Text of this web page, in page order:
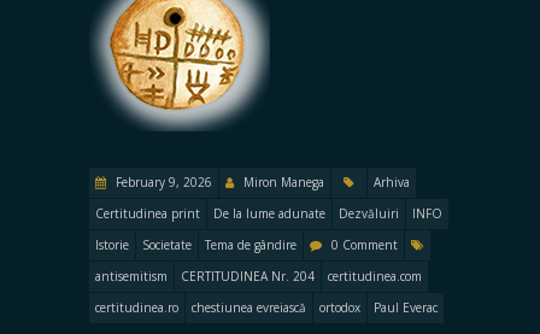
February 9, 2026 Miron Manega
Arhiva
Certitudinea print
De la lume adunate Dezvăluiri
INFO
Istorie
Societate Tema de gândire
0 Comment
antisemitism
CERTITUDINEA Nr. 204
certitudinea.com
certitudinea.ro
chestiunea evreiască ortodox Paul Everac